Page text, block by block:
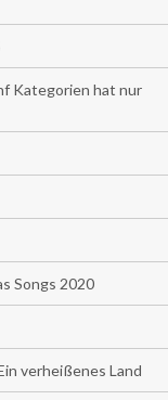
Kategorien hat nur
Songs 2020
verheißenes Land